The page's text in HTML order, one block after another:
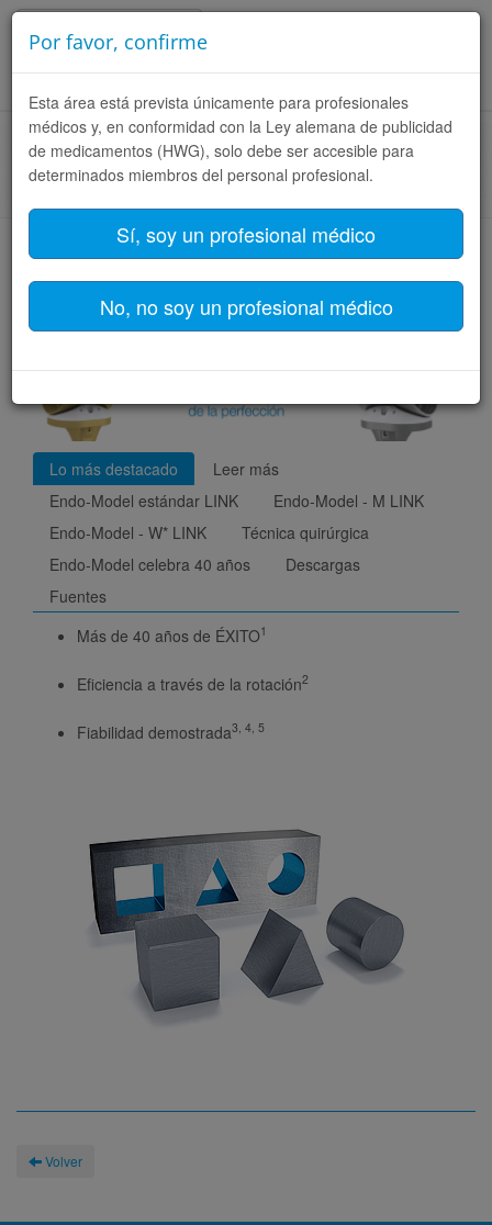
Página de inicio PARA EL CIRUJANO
Productos
Filtro de productos
Endo-Model LINK
Lo más destacado
Leer más
Endo-Model estándar LINK
Endo-Model - M LINK
Endo-Model - W* LINK
Técnica quirúrgica
Endo-Model celebra 40 años
Descargas
Fuentes
Más de 40 años de ÉXITO1
Eficiencia a través de la rotación2
Fiabilidad demostrada3, 4, 5
Volver
Por favor, confirme
Esta área está prevista únicamente para profesionales
médicos y, en conformidad con la Ley alemana de publicidad
de medicamentos (HWG), solo debe ser accesible para
determinados miembros del personal profesional.
Sí, soy un profesional médico
No, no soy un profesional médico